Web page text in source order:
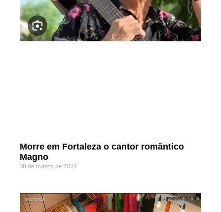
Morre em Fortaleza o cantor romântico
Magno
30 de março de 2024